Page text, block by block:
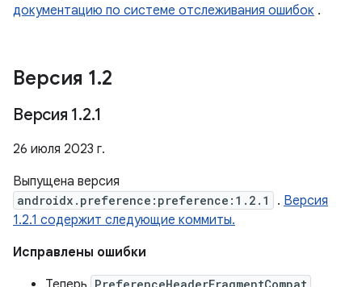
документацию по системе отслеживания ошибок .
Версия 1.2
Версия 1.2.1
26 июля 2023 г.
Выпущена версия
androidx.preference:preference:1.2.1 . Версия
1.2.1 содержит следующие коммиты.
Исправлены ошибки